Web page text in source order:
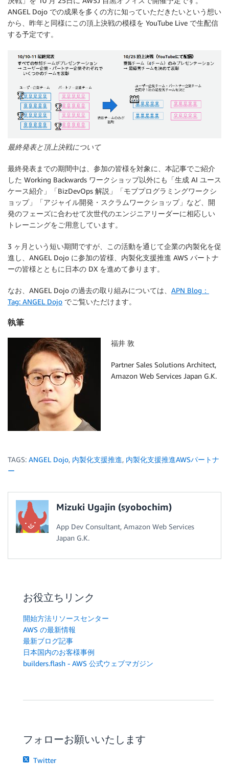
ANGEL Dojo での成果を多くの方に知っていただきたいという想い
から、昨年と同様にこの頂上決戦の模様を YouTube Live で生配信
する予定です。
最終発表と頂上決戦について
最終発表までの期間中は、参加の皆様を対象に、本記事でご紹介
した Working Backwards ワークショップ以外にも「生成 AI ユース
ケース紹介」「BizDevOps 解説」「モブプログラミングワークシ
ョップ」「アジャイル開発・スクラムワークショップ」など、開
発のフェーズに合わせて次世代のエンジニアリーダーに相応しい
トレーニングをご用意しています。
3 ヶ月という短い期間ですが、この活動を通じて企業の内製化を促
進し、ANGEL Dojo に参加の皆様、内製化支援推進 AWS パートナ
ーの皆様とともに日本の DX を進めて参ります。
なお、ANGEL Dojo の過去の取り組みについては、 APN Blog：
Tag: ANGEL Dojo でご覧いただけます。
執筆
福井 敦
Partner Sales Solutions Architect,
Amazon Web Services Japan G.K.
TAGS: ANGEL Dojo, 内製化支援推進, 内製化支援推進AWSパートナ
ー
Mizuki Ugajin (syobochim)
App Dev Consultant, Amazon Web Services
Japan G.K.
お役立ちリンク
開始方法リソースセンター
AWS の最新情報
最新ブログ記事
日本国内のお客様事例
builders.flash - AWS 公式ウェブマガジン
フォローお願いいたします
Twitter